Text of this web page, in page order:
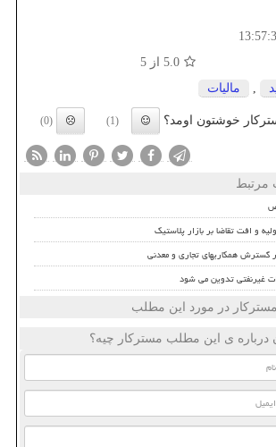
5.0 از 5
مالیات
خوشتون اومد؟ (1)
(0)
مرتبط
و افت تقاضا بر بازار پلاستیک
گسترش همکاریهای تجاری و معدنی
غیرنفتی تدوین می شود
مسترکار در مورد این مطلب
درباره ی این مطلب مسترکار چیه؟